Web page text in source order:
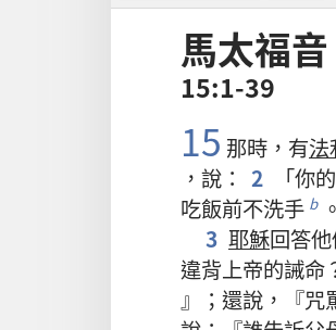
馬太福音
15:1-39
15 那時 ， 有法
， 說 ： 2 「你的
吃飯前不洗手 b
3 耶穌回答
違背上帝的誡命
』； 還說 ，『咒